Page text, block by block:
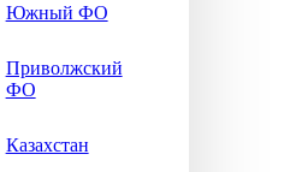
Южный ФО
Приволжский
ФО
Казахстан